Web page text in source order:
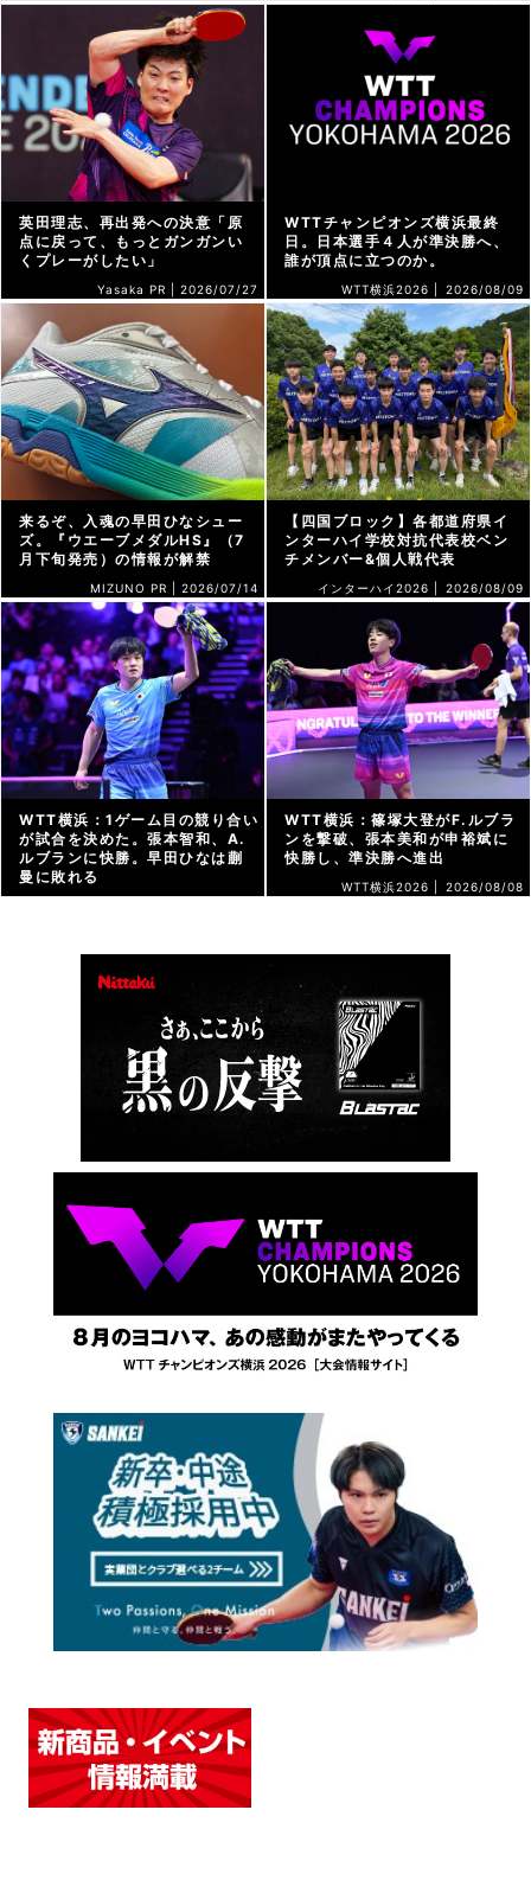
2026/07/27
英田理志、再出発への決意「原
点に戻って、もっとガンガンい
くプレーがしたい」
Yasaka PR | 2026/07/27
WTTチャンピオンズ横浜最終
日。日本選手４人が準決勝へ、
誰が頂点に立つのか。
WTT横浜2026 | 2026/08/09
来るぞ、入魂の早田ひなシュー
ズ。『ウエーブメダルHS』（7
月下旬発売）の情報が解禁
MIZUNO PR | 2026/07/14
【四国ブロック】各都道府県イ
ンターハイ学校対抗代表校ベン
チメンバー&個人戦代表
インターハイ2026 | 2026/08/09
WTT横浜：1ゲーム目の競り合い
が試合を決めた。張本智和、A.
ルブランに快勝。早田ひなは蒯
曼に敗れる
WTT横浜：篠塚大登がF.ルブラ
ンを撃破、張本美和が申裕斌に
快勝し、準決勝へ進出
WTT横浜2026 | 2026/08/08